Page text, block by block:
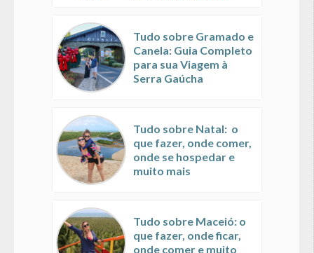
Tudo sobre Gramado e
Canela: Guia Completo
para sua Viagem à
Serra Gaúcha
Tudo sobre Natal: o
que fazer, onde comer,
onde se hospedar e
muito mais
Tudo sobre Maceió: o
que fazer, onde ficar,
onde comer e muito